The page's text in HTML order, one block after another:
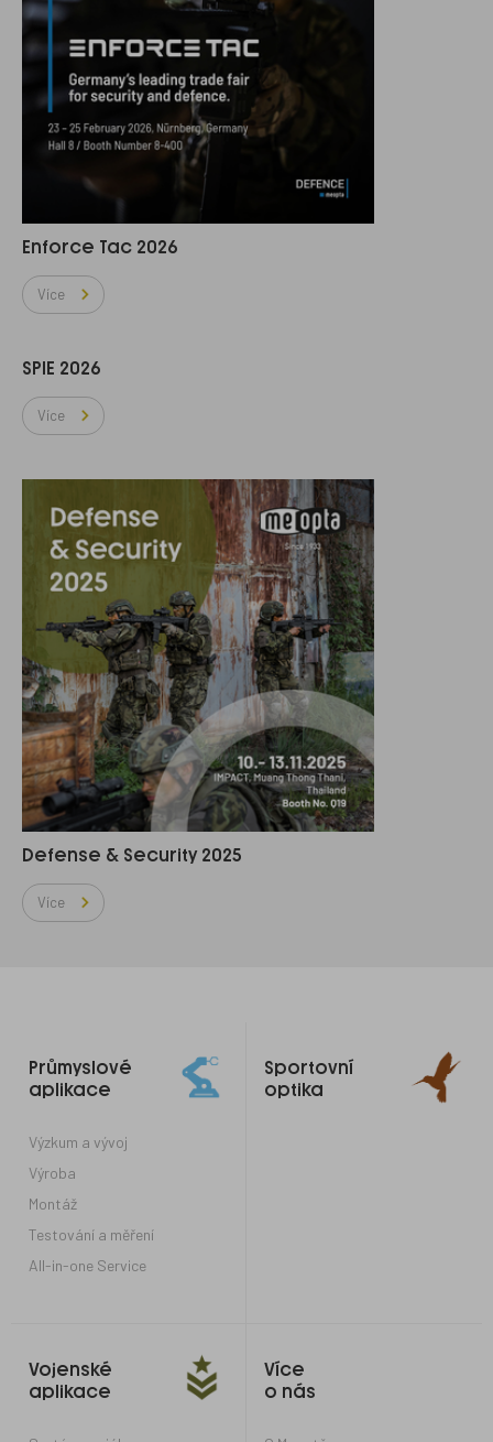
Enforce Tac 2026
Více
SPIE 2026
Více
Defense & Security 2025
Více
do
Průmyslové
aplikace
Výzkum a vývoj
Výroba
Montáž
Testování a měření
All-in-one Service
Sportovní
optika
Vojenské
aplikace
Více
o nás